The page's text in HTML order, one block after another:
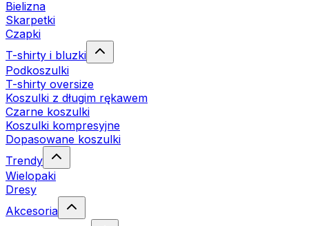
Bielizna
Skarpetki
Czapki
T-shirty i bluzki
Podkoszulki
T-shirty oversize
Koszulki z długim rękawem
Czarne koszulki
Koszulki kompresyjne
Dopasowane koszulki
Trendy
Wielopaki
Dresy
Akcesoria